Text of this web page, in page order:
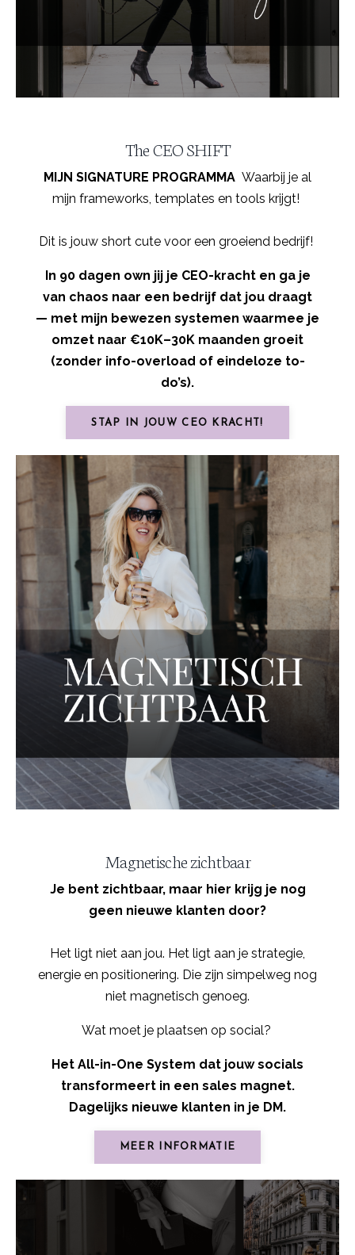
The CEO SHIFT
MIJN SIGNATURE PROGRAMMA Waarbij je al
mijn frameworks, templates en tools krijgt!
Dit is jouw short cute voor een groeiend bedrijf!
In 90 dagen own jij je CEO-kracht en ga je
van chaos naar een bedrijf dat jou draagt
— met mijn bewezen systemen waarmee je
omzet naar €10K–30K maanden groeit
(zonder info-overload of eindeloze to-
do’s).
STAP IN JOUW CEO KRACHT!
Magnetische zichtbaar
Je bent zichtbaar, maar hier krijg je nog
geen nieuwe klanten door?
Het ligt niet aan jou. Het ligt aan je strategie,
energie en positionering. Die zijn simpelweg nog
niet magnetisch genoeg.
Wat moet je plaatsen op social?
Het All-in-One System dat jouw socials
transformeert in een sales magnet.
Dagelijks nieuwe klanten in je DM.
MEER INFORMATIE